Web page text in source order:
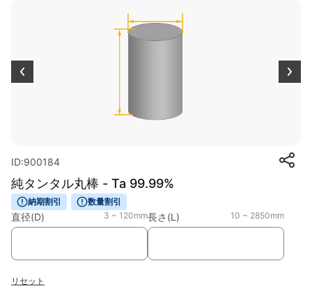
ID:900184
純タンタル丸棒 - Ta 99.99%
納期割引 数量割引
直径(D) 3 ~ 120mm長さ(L) 10 ~ 2850mm
リセット